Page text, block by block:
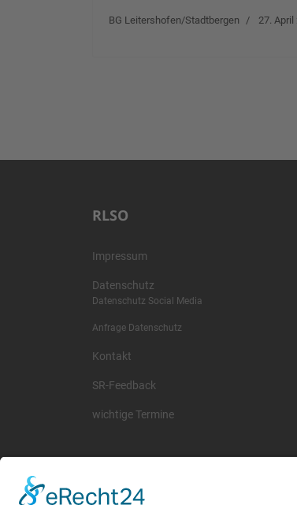
BG Leitershofen/Stadtbergen 27. April
RLSO
Impressum
Datenschutz
Datenschutz Social Media
Anfrage Datenschutz
Kontakt
SR-Feedback
wichtige Termine